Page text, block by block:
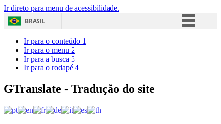
Ir direto para menu de acessibilidade.
BRASIL
Acesso à informação
Ir para o conteúdo 1
Ir para o menu 2
Ir para a busca 3
Ir para o rodapé 4
GTranslate - Tradução do site